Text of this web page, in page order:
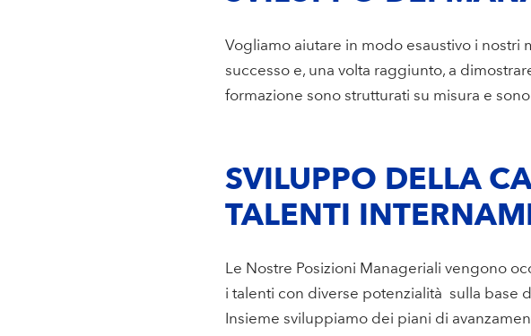
Vogliamo aiutare in modo esaustivo i
successo e, una volta raggiunto, a
formazione sono strutturati su misura e
SVILUPPO DELLA
TALENTI
Le Nostre Posizioni Manageriali vengono
i talenti con diverse potenzialità ­ sulla base
Insieme sviluppiamo dei piani di